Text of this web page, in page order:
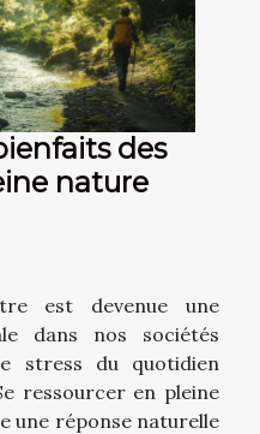
des
nature
est devenue une
dans nos sociétés
stress du quotidien
ressourcer en pleine
une réponse naturelle